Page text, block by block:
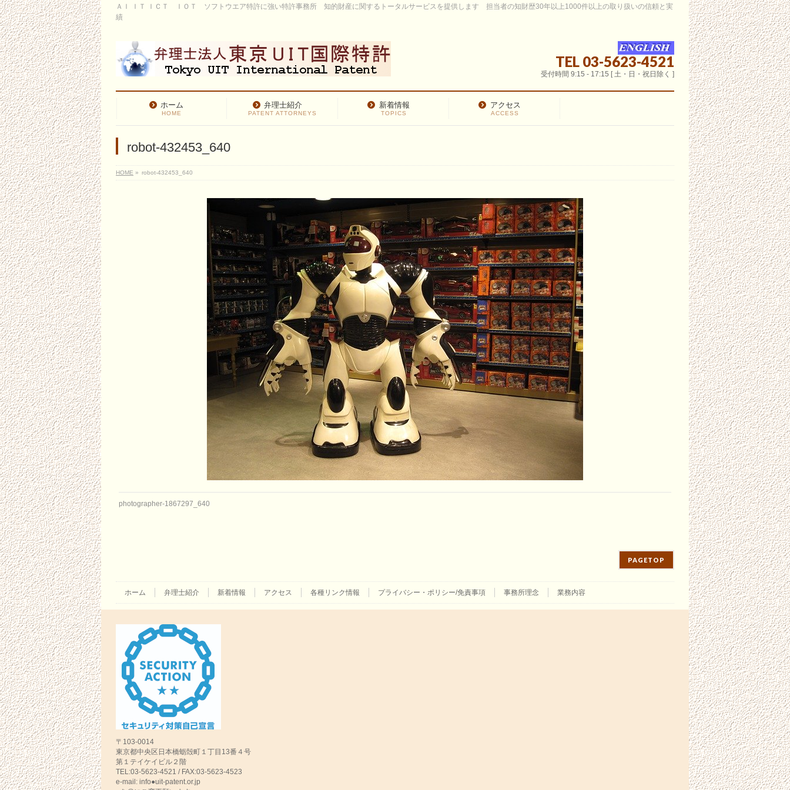
ＡＩ ＩＴ ＩＣＴ ＩＯＴ ソフトウエア特許に強い特許事務所 知的財産に関するトータルサービスを提供します 担当者の知財歴30年以上1000件以上の取り扱いの信頼と実
績
TEL 03-5623-4521
受付時間 9:15 - 17:15 [ 土・日・祝日除く ]
ホーム
HOME
弁理士紹介
PATENT ATTORNEYS
新着情報
TOPICS
アクセス
ACCESS
robot-432453_640
HOME » robot-432453_640
photographer-1867297_640
PAGETOP
ホーム 弁理士紹介 新着情報 アクセス 各種リンク情報 プライバシー・ポリシー/免責事項 事務所理念 業務内容
〒103-0014
東京都中央区日本橋蛎殻町１丁目13番４号
第１テイケイビル２階
TEL:03-5623-4521 / FAX:03-5623-4523
e-mail: info●uit-patent.or.jp